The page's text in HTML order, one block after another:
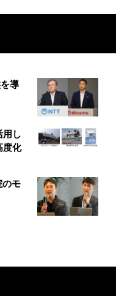
導
用し
度化
のモ